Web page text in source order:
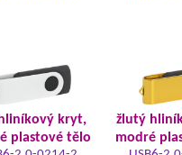
kryt,
plastové tělo
žlutý
modré